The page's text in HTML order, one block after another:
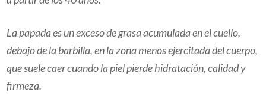
La papada es un exceso de grasa acumulada en el cuello,
debajo de la barbilla, en la zona menos ejercitada del cuerpo,
que suele caer cuando la piel pierde hidratación, calidad y
firmeza.